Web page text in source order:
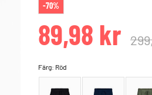
-70%
89,98 kr
Färg: Röd